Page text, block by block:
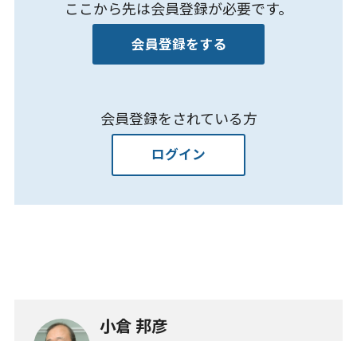
ここから先は会員登録が必要です。
会員登録をする
会員登録をされている方
ログイン
小倉 邦彦